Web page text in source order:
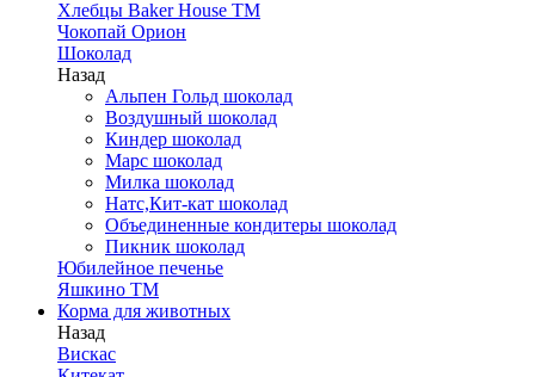
Хлебцы Baker House ТМ
Чокопай Орион
Шоколад
Назад
Альпен Гольд шоколад
Воздушный шоколад
Киндер шоколад
Марс шоколад
Милка шоколад
Натс,Кит-кат шоколад
Объединенные кондитеры шоколад
Пикник шоколад
Юбилейное печенье
Яшкино ТМ
Корма для животных
Назад
Вискас